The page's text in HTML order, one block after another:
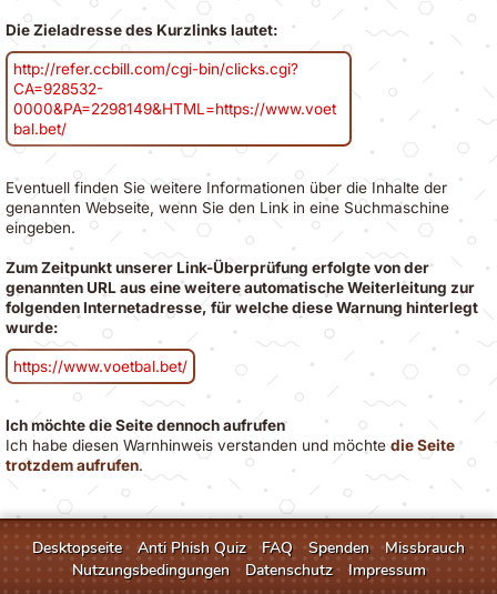
Die Zieladresse des Kurzlinks lautet:
http://refer.ccbill.com/cgi-bin/clicks.cgi?
CA=928532-
0000&PA=2298149&HTML=https://www.voet
bal.bet/
Eventuell finden Sie weitere Informationen über die Inhalte der
genannten Webseite, wenn Sie den Link in eine Suchmaschine
eingeben.
Zum Zeitpunkt unserer Link-Überprüfung erfolgte von der
genannten URL aus eine weitere automatische Weiterleitung zur
folgenden Internetadresse, für welche diese Warnung hinterlegt
wurde:
https://www.voetbal.bet/
Ich möchte die Seite dennoch aufrufen
Ich habe diesen Warnhinweis verstanden und möchtedie Seite
trotzdem aufrufen.
Desktopseite Anti Phish Quiz FAQ Spenden
Missbrauch
Nutzungsbedingungen
Datenschutz Impressum